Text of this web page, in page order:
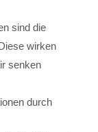
sind die
wirken
senken
durch